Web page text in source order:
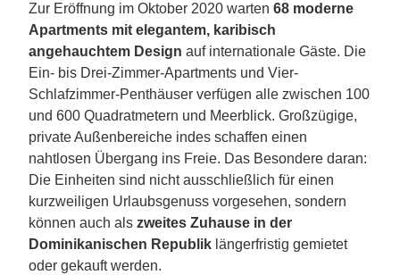
Zur Eröffnung im Oktober 2020 warten 68 moderne
Apartments mit elegantem, karibisch
angehauchtem Design auf internationale Gäste. Die
Ein- bis Drei-Zimmer-Apartments und Vier-
Schlafzimmer-Penthäuser verfügen alle zwischen 100
und 600 Quadratmetern und Meerblick. Großzügige,
private Außenbereiche indes schaffen einen
nahtlosen Übergang ins Freie. Das Besondere daran:
Die Einheiten sind nicht ausschließlich für einen
kurzweiligen Urlaubsgenuss vorgesehen, sondern
können auch als zweites Zuhause in der
Dominikanischen Republik längerfristig gemietet
oder gekauft werden.